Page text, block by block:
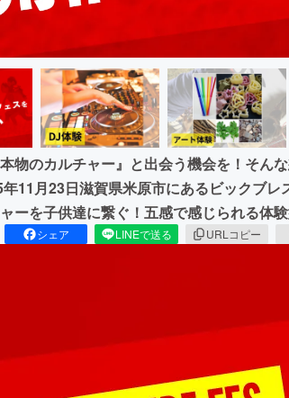
物のカルチャー』と出会う機会を！そん
11月23日滋賀県米原市にあるビックブレ
ーを子供達に繋ぐ！五感で感じられる体
シェア LINEで送る URLコピー